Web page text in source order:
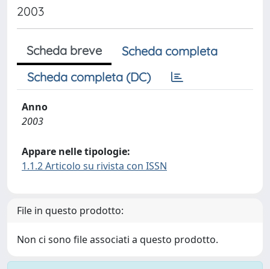
2003
Scheda breve
Scheda completa
Scheda completa (DC)
Anno
2003
Appare nelle tipologie:
1.1.2 Articolo su rivista con ISSN
File in questo prodotto:
Non ci sono file associati a questo prodotto.